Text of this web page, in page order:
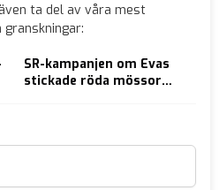
ta del av våra mest
granskningar:
SR-kampanjen om Evas
stickade röda mössor